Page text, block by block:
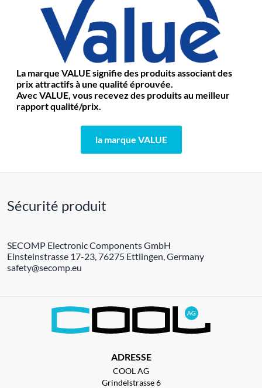
La marque VALUE signifie des produits associant des
prix attractifs à une qualité éprouvée.
Avec VALUE, vous recevez des produits au meilleur
rapport qualité/prix.
la marque VALUE
Sécurité produit
SECOMP Electronic Components GmbH
Einsteinstrasse 17-23, 76275 Ettlingen, Germany
safety@secomp.eu
ADRESSE
COOL AG
Grindelstrasse 6